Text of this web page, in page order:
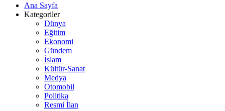
Ana Sayfa
Kategoriler
Dünya
Eğitim
Ekonomi
Gündem
İslam
Kültür-Sanat
Medya
Otomobil
Politika
Resmi İlan